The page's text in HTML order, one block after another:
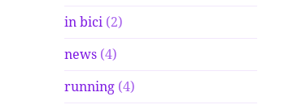
in bici (2)
news (4)
running (4)